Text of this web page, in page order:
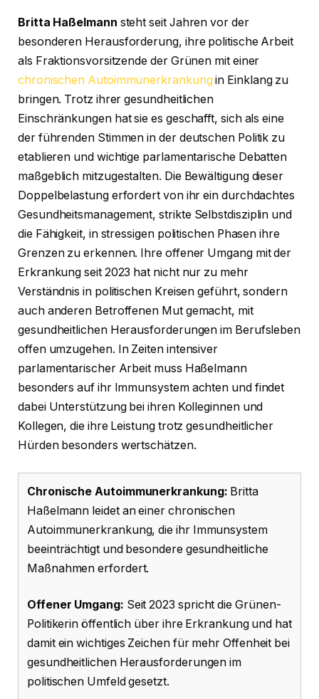
Britta Haßelmann steht seit Jahren vor der
besonderen Herausforderung, ihre politische Arbeit
als Fraktionsvorsitzende der Grünen mit einer
chronischen Autoimmunerkrankung in Einklang zu
bringen. Trotz ihrer gesundheitlichen
Einschränkungen hat sie es geschafft, sich als eine
der führenden Stimmen in der deutschen Politik zu
etablieren und wichtige parlamentarische Debatten
maßgeblich mitzugestalten. Die Bewältigung dieser
Doppelbelastung erfordert von ihr ein durchdachtes
Gesundheitsmanagement, strikte Selbstdisziplin und
die Fähigkeit, in stressigen politischen Phasen ihre
Grenzen zu erkennen. Ihre offener Umgang mit der
Erkrankung seit 2023 hat nicht nur zu mehr
Verständnis in politischen Kreisen geführt, sondern
auch anderen Betroffenen Mut gemacht, mit
gesundheitlichen Herausforderungen im Berufsleben
offen umzugehen. In Zeiten intensiver
parlamentarischer Arbeit muss Haßelmann
besonders auf ihr Immunsystem achten und findet
dabei Unterstützung bei ihren Kolleginnen und
Kollegen, die ihre Leistung trotz gesundheitlicher
Hürden besonders wertschätzen.
Chronische Autoimmunerkrankung: Britta
Haßelmann leidet an einer chronischen
Autoimmunerkrankung, die ihr Immunsystem
beeinträchtigt und besondere gesundheitliche
Maßnahmen erfordert.
Offener Umgang: Seit 2023 spricht die Grünen-
Politikerin öffentlich über ihre Erkrankung und hat
damit ein wichtiges Zeichen für mehr Offenheit bei
gesundheitlichen Herausforderungen im
politischen Umfeld gesetzt.